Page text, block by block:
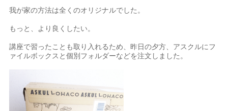
我が家の方法は全くのオリジナルでした。
もっと、より良くしたい。
講座で習ったことも取り入れるため、昨日の夕方、アスクルにフ
ァイルボックスと個別フォルダーなどを注文しました。